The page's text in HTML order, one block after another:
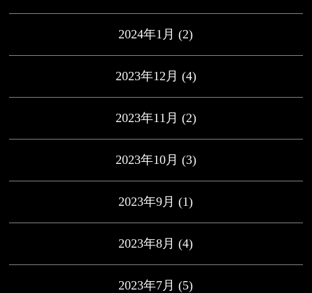
2024年1月 (2)
2023年12月 (4)
2023年11月 (2)
2023年10月 (3)
2023年9月 (1)
2023年8月 (4)
2023年7月 (5)